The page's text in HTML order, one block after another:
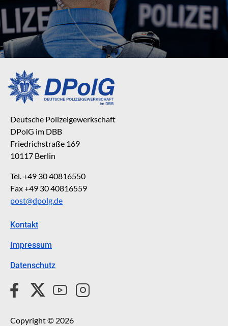
Deutsche Polizeigewerkschaft
DPolG im DBB
Friedrichstraße 169
10117 Berlin
Tel. +49 30 40816550
Fax +49 30 40816559
post@dpolg.de
Kontakt
Impressum
Datenschutz
Copyright © 2026